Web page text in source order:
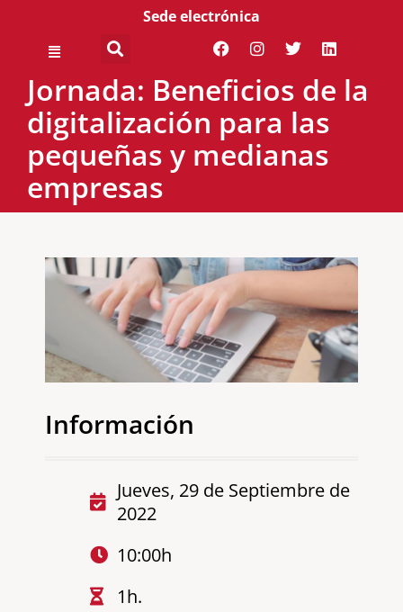
Sede electrónica
Jornada: Beneficios de la
digitalización para las
pequeñas y medianas
empresas
Información
Jueves, 29 de Septiembre de
2022
10:00h
1h.